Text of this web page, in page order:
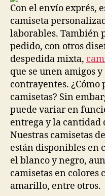
Con el envío exprés,
camiseta
laborables. También
pedido, con otros
despedida mixta,
que se unen amigos
contrayentes.
camisetas? Sin
puede variar en
entrega y la cantidad
Nuestras camisetas
están disponibles en
el blanco y negro,
camisetas en colores
amarillo, entre otros.